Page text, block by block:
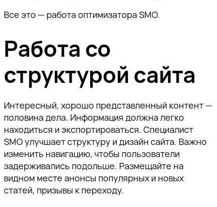
Все это — работа оптимизатора SMO.
Работа со
структурой сайта
Интересный, хорошо представленный контент —
половина дела. Информация должна легко
находиться и экспортироваться. Специалист
SMO улучшает структуру и дизайн сайта. Важно
изменить навигацию, чтобы пользователи
задерживались подольше. Размещайте на
видном месте анонсы популярных и новых
статей, призывы к переходу.